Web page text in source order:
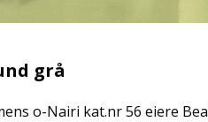
grå
o-Nairi kat.nr 56 eiere